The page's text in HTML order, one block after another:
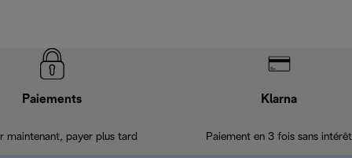
Paiements
maintenant, payer plus tard
Klarna
Paiement en 3 fois sans intérêt